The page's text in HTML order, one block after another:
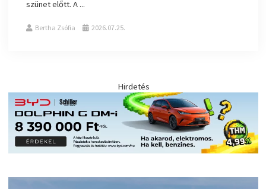
szünet előtt. A ...
Bertha Zsófia 2026.07.25.
Hirdetés